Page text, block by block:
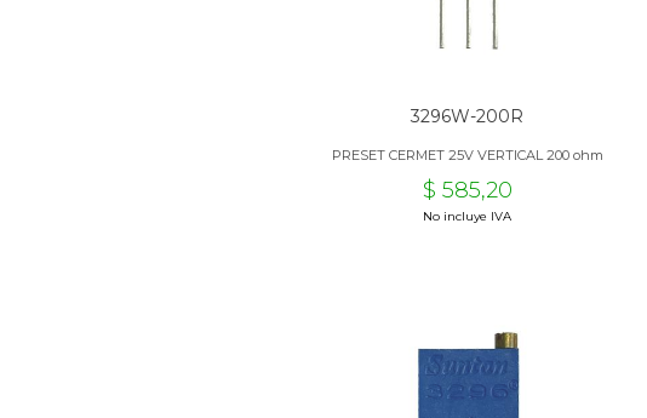
3296W-200R
PRESET CERMET 25V VERTICAL 200 ohm
$ 585,20
No incluye IVA